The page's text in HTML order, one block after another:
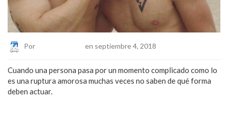
Por en septiembre 4, 2018
Cuando una persona pasa por un momento complicado como lo
es una ruptura amorosa muchas veces no saben de qué forma
deben actuar.